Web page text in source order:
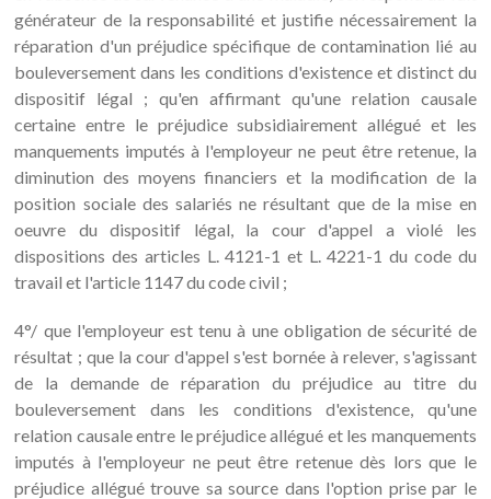
générateur de la responsabilité et justifie nécessairement la
réparation d'un préjudice spécifique de contamination lié au
bouleversement dans les conditions d'existence et distinct du
dispositif légal ; qu'en affirmant qu'une relation causale
certaine entre le préjudice subsidiairement allégué et les
manquements imputés à l'employeur ne peut être retenue, la
diminution des moyens financiers et la modification de la
position sociale des salariés ne résultant que de la mise en
oeuvre du dispositif légal, la cour d'appel a violé les
dispositions des articles L. 4121-1 et L. 4221-1 du code du
travail et l'article 1147 du code civil ;
4°/ que l'employeur est tenu à une obligation de sécurité de
résultat ; que la cour d'appel s'est bornée à relever, s'agissant
de la demande de réparation du préjudice au titre du
bouleversement dans les conditions d'existence, qu'une
relation causale entre le préjudice allégué et les manquements
imputés à l'employeur ne peut être retenue dès lors que le
préjudice allégué trouve sa source dans l'option prise par le